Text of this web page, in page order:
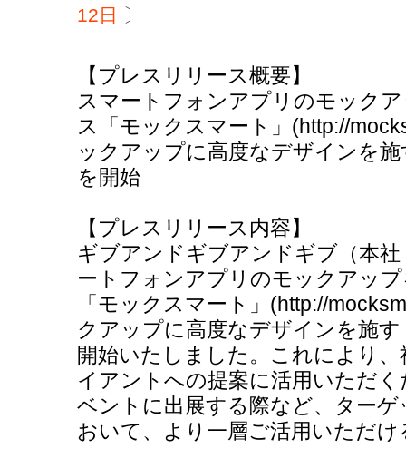
12日
〕
【プレスリリース概要】
スマートフォンアプリのモック
ス「モックスマート」(http://
ックアップに高度なデザインを
を開始
【プレスリリース内容】
ギブアンドギブアンドギブ（本
ートフォンアプリのモックアッ
「モックスマート」(http://
クアップに高度なデザインを施
開始いたしました。これにより
イアントへの提案に活用いただ
ベントに出展する際など、ター
おいて、より一層ご活用いただ